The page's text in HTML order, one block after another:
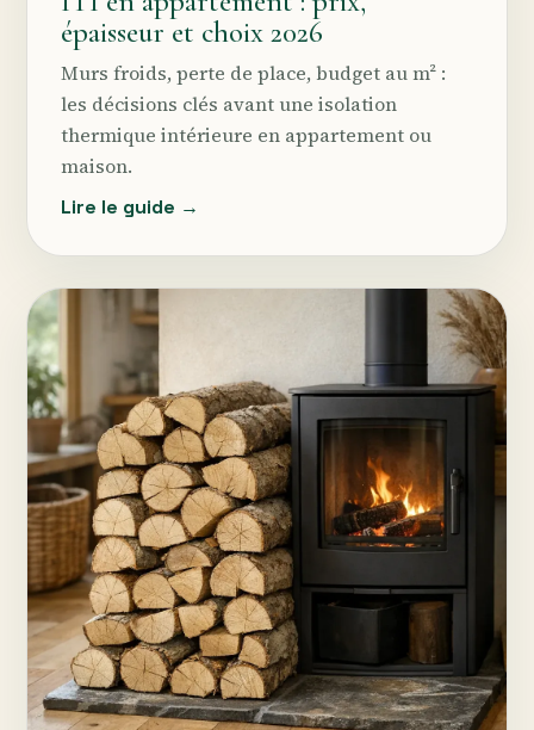
épaisseur et choix 2026
Murs froids, perte de place, budget au m² :
les décisions clés avant une isolation
thermique intérieure en appartement ou
maison.
Lire le guide →